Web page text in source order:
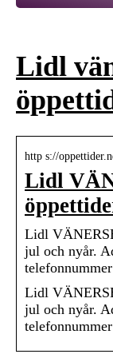
Lidl
http s://
Lidl
Lidl
jul och nyår.
Lidl
jul och nyår.